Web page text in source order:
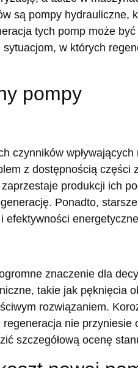
są pompy hydrauliczne,
tych pomp może
w których
pompy
czynników
z dostępnością części
produkcji ich
Ponadto,
efektywności
znaczenie dla
takie jak pęknięcia
rozwiązaniem.
nie przyniesie
szczegółową ocenę